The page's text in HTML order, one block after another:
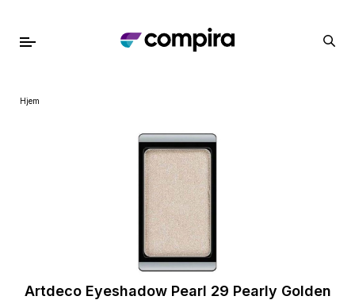
Hjem
Artdeco Eyeshadow Pearl 29 Pearly Golden